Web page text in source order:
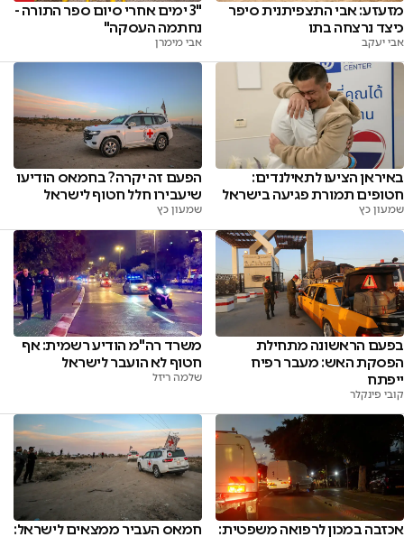
מזעזע: אבי התצפיתנית סיפר
כיצד נרצחה בתו
אבי יעקב
"3 ימים אחרי סיום ספר התורה -
נחתמה העסקה"
אבי מימרן
באיראן הציעו לתאילנדים:
חטופים תמורת פגיעה בישראל
שמעון כץ
הפעם זה יקרה? בחמאס הודיעו
שיעבירו חלל חטוף לישראל
שמעון כץ
בפעם הראשונה מתחילת
הפסקת האש: מעבר רפיח
ייפתח
קובי פינקלר
משרד רה"מ הודיע רשמית: אף
חטוף לא הועבר לישראל
שלמה ריזל
אכזבה במכון לרפואה משפטית: חמאס העביר ממצאים לישראל: